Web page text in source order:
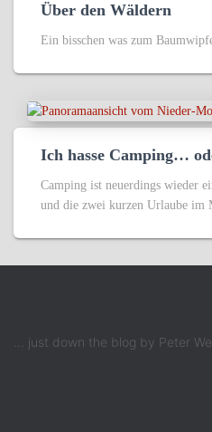
Über den Wäldern
Ein bisschen was zum
Ich hasse Camping…
Camping ist neuerdings wieder
und die zwei kurzen Urlaube im
... just down the blog by Peter